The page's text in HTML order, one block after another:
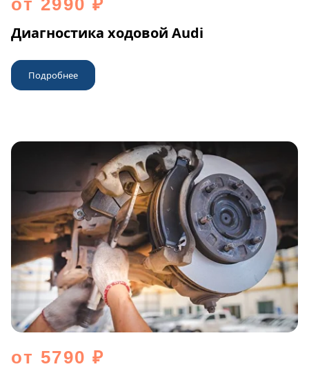
Диагностика ходовой Audi
Подробнее
от 5790 ₽